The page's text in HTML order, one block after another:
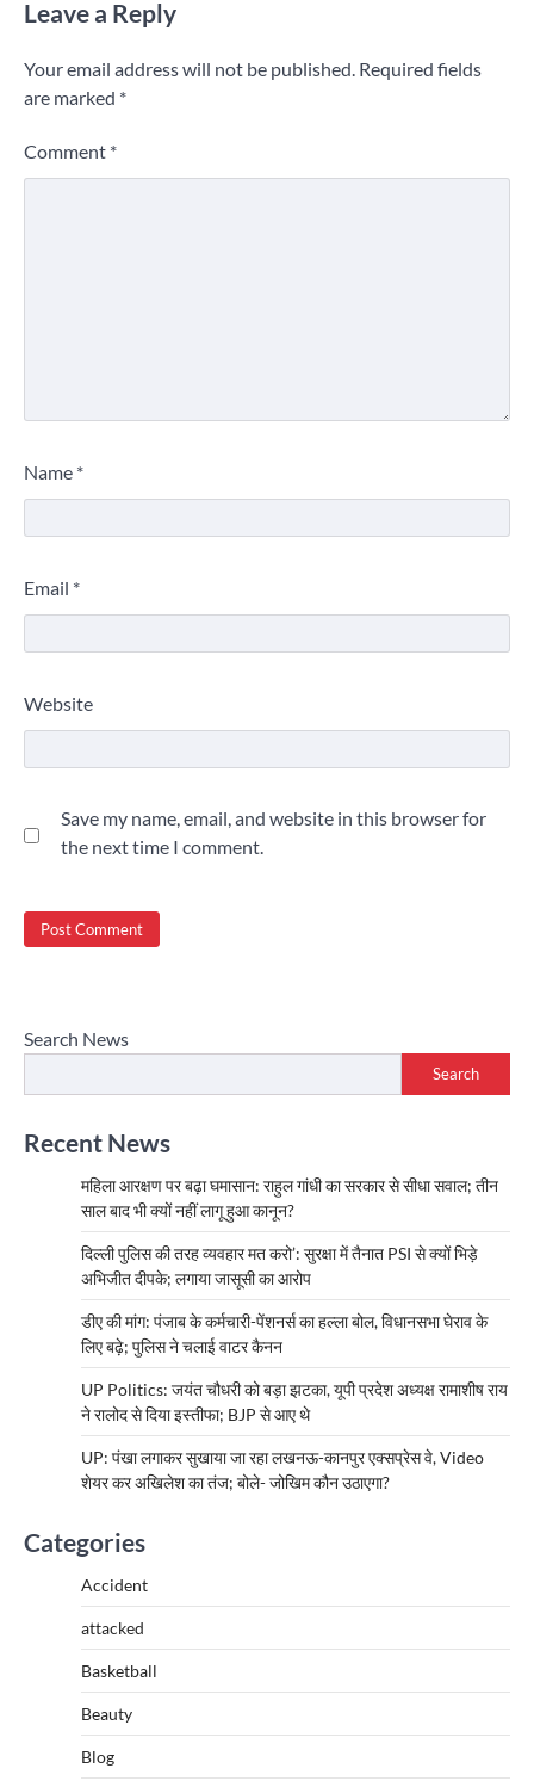
Leave a Reply
Your email address will not be published. Required fields
are marked *
Comment *
Name *
Email *
Website
Save my name, email, and website in this browser for
the next time I comment.
Search News
Search
Recent News
महिला आरक्षण पर बढ़ा घमासान: राहुल गांधी का सरकार से सीधा सवाल; तीन
साल बाद भी क्यों नहीं लागू हुआ कानून?
दिल्ली पुलिस की तरह व्यवहार मत करो’: सुरक्षा में तैनात PSI से क्यों भिड़े
अभिजीत दीपके; लगाया जासूसी का आरोप
डीए की मांग: पंजाब के कर्मचारी-पेंशनर्स का हल्ला बोल, विधानसभा घेराव के
लिए बढ़े; पुलिस ने चलाई वाटर कैनन
UP Politics: जयंत चौधरी को बड़ा झटका, यूपी प्रदेश अध्यक्ष रामाशीष राय
ने रालोद से दिया इस्तीफा; BJP से आए थे
UP: पंखा लगाकर सुखाया जा रहा लखनऊ-कानपुर एक्सप्रेस वे, Video
शेयर कर अखिलेश का तंज; बोले- जोखिम कौन उठाएगा?
Categories
Accident
attacked
Basketball
Beauty
Blog